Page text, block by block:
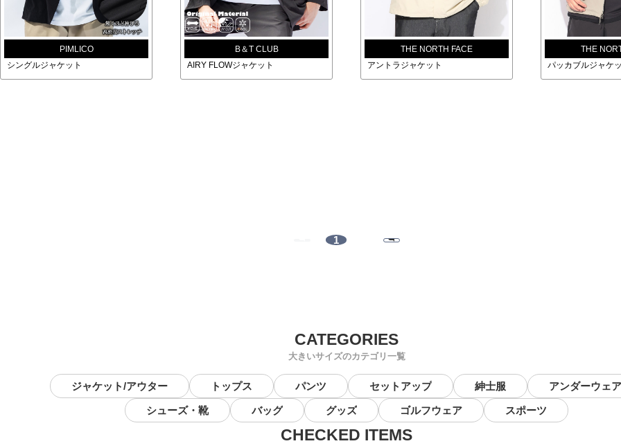
PIMLICO
シングルジャケット
B＆T CLUB
AIRY FLOWジャケット
THE NORTH FACE
アントラジャケット
THE
パッカブルジャケ
1
大きいサイズのカテゴリ一覧
ジャケット/アウター トップス パンツ セットアップ 紳士服 アンダーウェア
シューズ・靴 バッグ グッズ ゴルフウェア スポーツ